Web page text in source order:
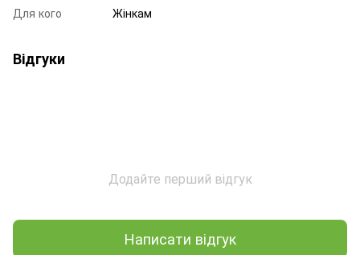
Для кого
Жінкам
Відгуки
Додайте перший відгук
Написати відгук